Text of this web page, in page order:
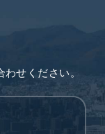
せください。